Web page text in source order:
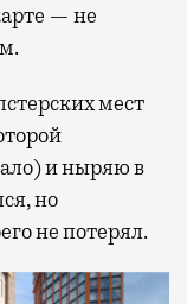
— не
мест
и ныряю в
но
не потерял.